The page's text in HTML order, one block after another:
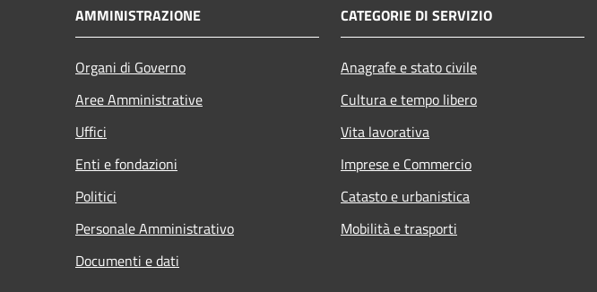
AMMINISTRAZIONE
Organi di Governo
Aree Amministrative
Uffici
Enti e fondazioni
Politici
Personale Amministrativo
Documenti e dati
CATEGORIE DI SERVIZIO
Anagrafe e stato civile
Cultura e tempo libero
Vita lavorativa
Imprese e Commercio
Catasto e urbanistica
Mobilità e trasporti